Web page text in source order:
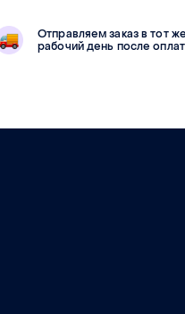
Отправляем заказ в тот
рабочий день после